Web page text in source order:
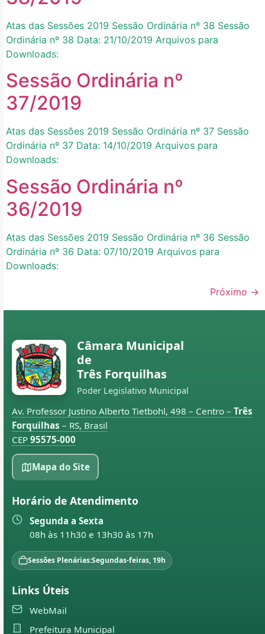
Atas das Sessões 2019 Sessão Ordinária nº 38 Sessão
Ordinária nº 38 Data: 21/10/2019 Arquivos para
Downloads:
Sessão Ordinária nº
37/2019
Atas das Sessões 2019 Sessão Ordinária nº 37 Sessão
Ordinária nº 37 Data: 14/10/2019 Arquivos para
Downloads:
Sessão Ordinária nº
36/2019
Atas das Sessões 2019 Sessão Ordinária nº 36 Sessão
Ordinária nº 36 Data: 07/10/2019 Arquivos para
Downloads:
Próximo →
Câmara Municipal
de
Três Forquilhas
Poder Legislativo Municipal
Av. Professor Justino Alberto Tietbohl, 498 – Centro – Três
Forquilhas – RS, Brasil
CEP 95575-000
Mapa do Site
Horário de Atendimento
Segunda a Sexta
08h às 11h30 e 13h30 às 17h
Sessões Plenárias:Segundas-feiras, 19h
Links Úteis
WebMail
Prefeitura Municipal